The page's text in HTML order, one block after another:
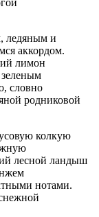
ледяным и
аккордом.
лимон
словно
родниковой
колкую
лесной ландыш
нотами.